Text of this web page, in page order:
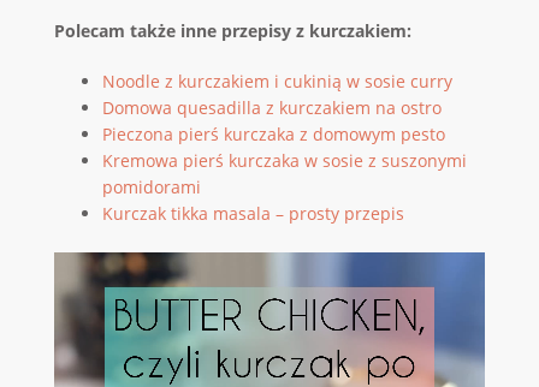
Polecam także inne przepisy z kurczakiem:
Noodle z kurczakiem i cukinią w sosie curry
Domowa quesadilla z kurczakiem na ostro
Pieczona pierś kurczaka z domowym pesto
Kremowa pierś kurczaka w sosie z suszonymi
pomidorami
Kurczak tikka masala – prosty przepis